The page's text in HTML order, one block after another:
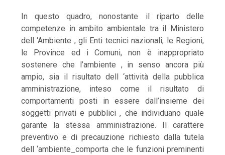
In questo quadro, nonostante il riparto delle
competenze in ambito ambientale tra il Ministero
dell ‘Ambiente , gli Enti tecnici nazionali, le Regioni,
le Province ed i Comuni, non è inappropriato
sostenere che l’ambiente , in senso ancora più
ampio, sia il risultato dell ‘attività della pubblica
amministrazione, inteso come il risultato di
comportamenti posti in essere dall’insieme dei
soggetti privati e pubblici , che individuano quale
garante la stessa amministrazione. Il carattere
preventivo e di precauzione richiesto dalla tutela
dell ‘ambiente_comporta che le funzioni preminenti